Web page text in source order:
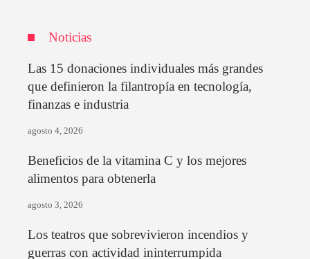
Noticias
Las 15 donaciones individuales más grandes
que definieron la filantropía en tecnología,
finanzas e industria
agosto 4, 2026
Beneficios de la vitamina C y los mejores
alimentos para obtenerla
agosto 3, 2026
Los teatros que sobrevivieron incendios y
guerras con actividad ininterrumpida